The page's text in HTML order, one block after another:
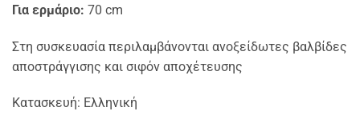
Για ερμάριο: 70 cm
Στη συσκευασία περιλαμβάνονται ανοξείδωτες βαλβίδες
αποστράγγισης και σιφόν αποχέτευσης
Κατασκευή: Ελληνική